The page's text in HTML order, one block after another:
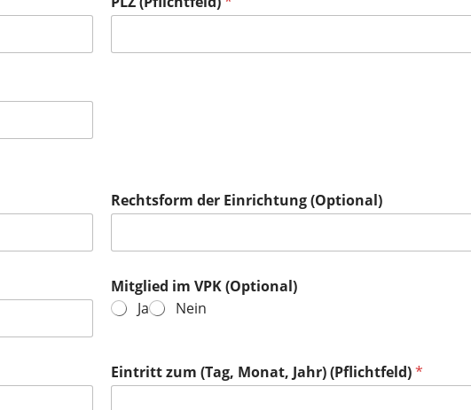
Rechtsform der Einrichtung (Optional)
Mitglied im VPK (Optional)
Ja
Nein
Eintritt zum (Tag, Monat, Jahr) (Pflichtfeld)*